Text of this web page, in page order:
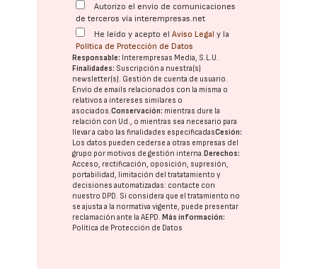
Autorizo el envío de comunicaciones
de terceros vía interempresas.net
He leído y acepto elAviso Legal y la
Política de Protección de Datos
Responsable: Interempresas Media, S.L.U.
Finalidades: Suscripción a nuestra(s)
newsletter(s). Gestión de cuenta de usuario.
Envío de emails relacionados con la misma o
relativos a intereses similares o
asociados.Conservación: mientras dure la
relación con Ud., o mientras sea necesario para
llevar a cabo las finalidades especificadasCesión:
Los datos pueden cederse a otras empresas del
grupo por motivos de gestión interna.Derechos:
Acceso, rectificación, oposición, supresión,
portabilidad, limitación del tratatamiento y
decisiones automatizadas: contacte con
nuestro DPD. Si considera que el tratamiento no
se ajusta a la normativa vigente, puede presentar
reclamación ante laAEPD.Más información:
Política de Protección de Datos